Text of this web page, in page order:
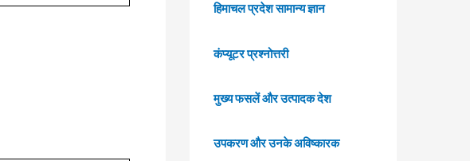
हिमाचल प्रदेश सामान्य ज्ञान
कंप्यूटर प्रश्नोत्तरी
मुख्य फसलें और उत्पादक देश
उपकरण और उनके अविष्कारक